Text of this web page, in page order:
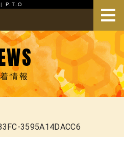
| P.T.O
情報
3595A14DACC6